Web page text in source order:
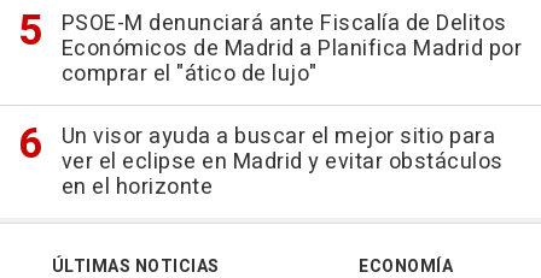
PSOE-M denunciará ante Fiscalía de Delitos
Económicos de Madrid a Planifica Madrid por
comprar el "ático de lujo"
Un visor ayuda a buscar el mejor sitio para
ver el eclipse en Madrid y evitar obstáculos
en el horizonte
ÚLTIMAS NOTICIAS
ECONOMÍA